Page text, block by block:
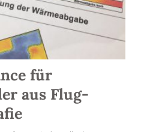
für
aus Flug-